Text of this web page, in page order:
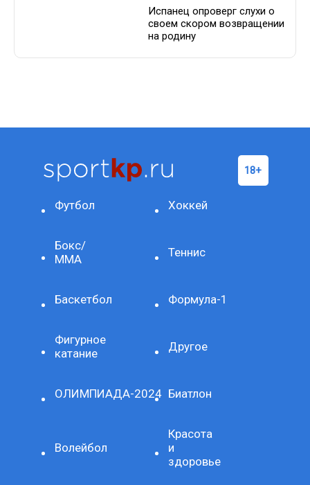
Испанец опроверг слухи о
своем скором возвращении
на родину
Футбол Хоккей
Бокс/
ММА
Теннис
Баскетбол Формула-1
Фигурное
катание
Другое
ОЛИМПИАДА-2024 Биатлон
Волейбол
Красота
и
здоровье